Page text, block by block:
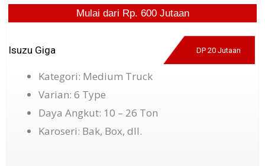
Mulai dari Rp. 600 Jutaan
Isuzu Giga DP 20 Jutaan
Kategori: Medium Truck
Varian: 6 Type
Daya Angkut: 10 – 26 Ton
Karoseri: Bak, Box, dll.